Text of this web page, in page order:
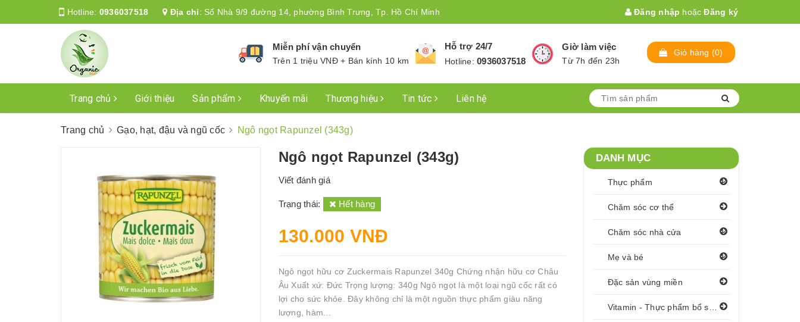
Hotline: 0936037518 Địa chỉ: Số Nhà 9/9 đường 14, phường Bình Trưng, Tp. Hồ Chí Minh Đăng nhập hoặc Đăng ký
Miễn phí vận chuyển
Trên 1 triệu VNĐ + Bán kính 10 km
Hỗ trợ 24/7
Hotline:0936037518
Giờ làm việc
Từ 7h đến 23h
Giỏ hàng (0)
Trang chủ Giới thiệu Sản phẩm Khuyến mãi Thương hiệu Tin tức Liên hệ
Trang chủ Gạo, hạt, đậu và ngũ cốc Ngô ngọt Rapunzel (343g)
Ngô ngọt Rapunzel (343g)
Viết đánh giá
Trạng thái: Hết hàng
130.000 VNĐ
Ngô ngọt hữu cơ Zuckermais Rapunzel 340g Chứng nhận hữu cơ Châu
Âu Xuất xứ: Đức Trọng lượng: 340g Ngô ngọt là một loại ngũ cốc rất có
lợi cho sức khỏe. Đây không chỉ là một nguồn thực phẩm giàu năng
lượng, hàm...
DANH MỤC
Thực phẩm
Chăm sóc cơ thể
Chăm sóc nhà cửa
Mẹ và bé
Đặc sản vùng miền